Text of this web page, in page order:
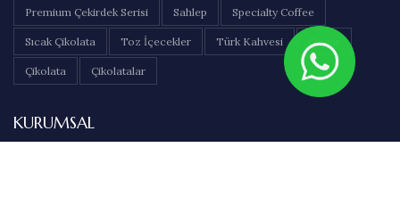
Premium Çekirdek Serisi Sahlep Specialty Coffee
Sıcak Çikolata Toz İçecekler Türk Kahvesi Çaylar
Çikolata Çikolatalar
KURUMSAL